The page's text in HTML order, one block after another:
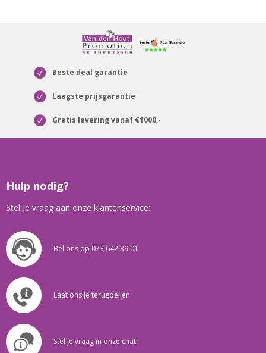
Beste deal garantie
Laagste prijsgarantie
Gratis levering vanaf €1000,-
Hulp nodig?
Stel je vraag aan onze klantenservice:
Bel ons op 073 642 39 01
Laat ons je terugbellen
Stel je vraag in onze chat